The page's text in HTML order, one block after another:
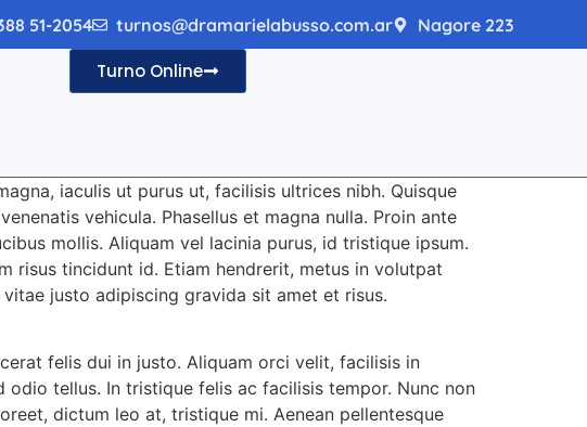
51-2054 turnos@dramarielabusso.com.ar Nagore 223
Turno Online
iaculis ut purus ut, facilisis ultrices nibh. Quisque
vehicula. Phasellus et magna nulla. Proin ante
mollis. Aliquam vel lacinia purus, id tristique ipsum.
risus tincidunt id. Etiam hendrerit, metus in volutpat
justo adipiscing gravida sit amet et risus.
felis dui in justo. Aliquam orci velit, facilisis in
odio tellus. In tristique felis ac facilisis tempor. Nunc non
dictum leo at, tristique mi. Aenean pellentesque